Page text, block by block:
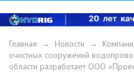
Главная → Новости →
очистных сооружений
области разработает ООО